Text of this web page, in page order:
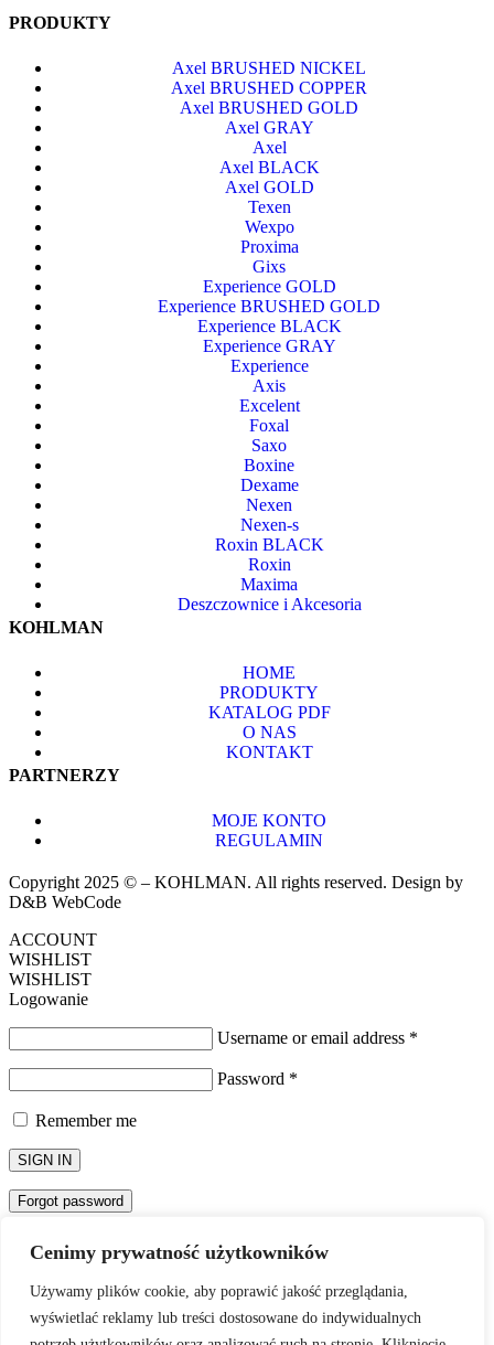
Cenimy prywatność użytkowników
Używamy plików cookie, aby poprawić jakość przeglądania,
wyświetlać reklamy lub treści dostosowane do indywidualnych
PRODUKTY
Axel BRUSHED NICKEL
Axel BRUSHED COPPER
Axel BRUSHED GOLD
Axel GRAY
Axel
Axel BLACK
Axel GOLD
Texen
Wexpo
Proxima
Gixs
Experience GOLD
Experience BRUSHED GOLD
Experience BLACK
Experience GRAY
Experience
Axis
Excelent
Foxal
Saxo
Boxine
Dexame
Nexen
Nexen-s
Roxin BLACK
Roxin
Maxima
Deszczownice i Akcesoria
KOHLMAN
HOME
PRODUKTY
KATALOG PDF
O NAS
KONTAKT
PARTNERZY
MOJE KONTO
REGULAMIN
Copyright 2025 © – KOHLMAN. All rights reserved. Design by
D&B WebCode
ACCOUNT
WISHLIST
WISHLIST
Logowanie
Username or email address *
Password *
Remember me
SIGN IN
Forgot password
Zapomniane hasło? Proszę wpisać nazwę użytkownika lub adres e-
utworzenia nowego hasła.
Nazwa użytkownika lub adres e-mail